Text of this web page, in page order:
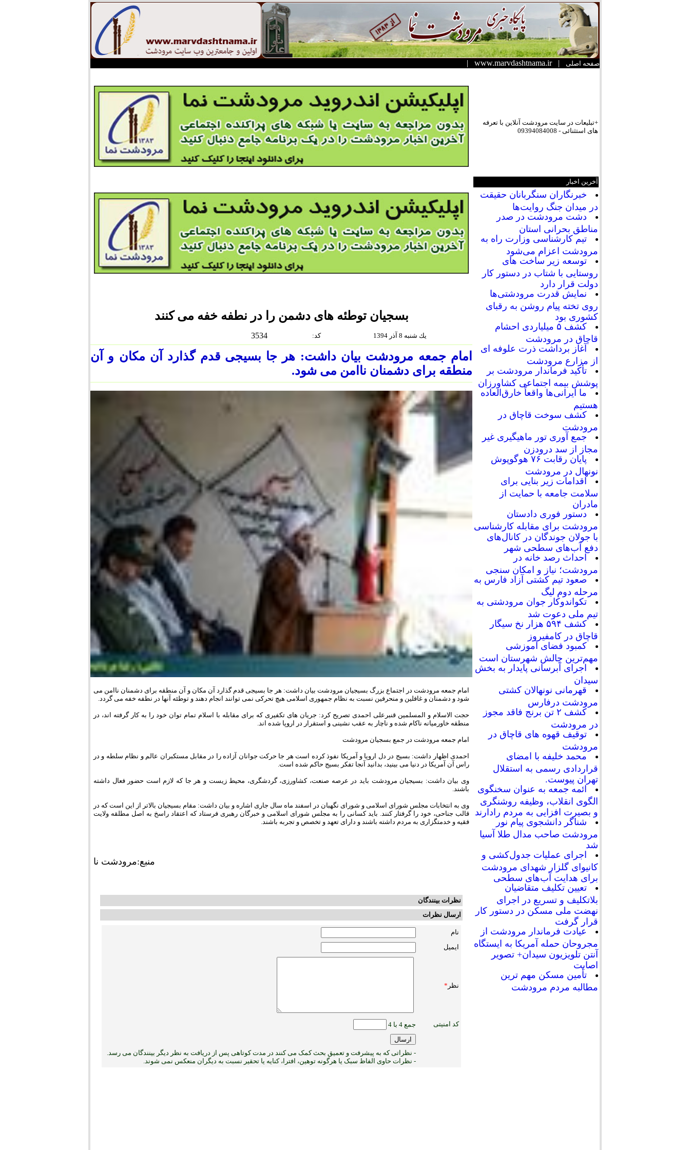
صفحه اصلی |
www.marvdashtnama.ir
|
+تبلیعات در سایت مرودشت آنلاین با تعرفه
های استثنائی - 09394084008
آخرین اخبار
خبرنگاران سنگربانان حقیقت
در میدان جنگ روایت‌ها
دشت مرودشت در صدر
مناطق بحرانی استان
تیم کارشناسی وزارت راه به
مرودشت اعزام می‌شود
توسعه زیر ساخت های
روستایی با شتاب در دستور کار
دولت قرار دارد
نمایش قدرت مرودشتی‌ها
روی تخته پیام روشن به رقبای
کشوری بود
کشف ۵ میلیاردی احشام
قاچاق در مرودشت
آغاز برداشت ذرت علوفه ای
از مزارع مرودشت
تأکید فرماندار مرودشت بر
پوشش بیمه اجتماعی کشاورزان
ما ایرانی‌ها واقعاً خارق‌العاده
هستیم
کشف سوخت قاچاق در
مرودشت
جمع آوری تور ماهیگیری غیر
مجاز از سد درودزن
پایان رقابت‌ ۷۶ هوگوپوش
نونهال در مرودشت
اقدامات زیر بنایی برای
سلامت جامعه با حمایت از
مادران
دستور فوری دادستان
مرودشت برای مقابله کارشناسی
با جولان جوندگان در کانال‌های
دفع آب‌های سطحی شهر
احداث رصد خانه در
مرودشت؛ نیاز و امکان سنجی
صعود تیم کشتی آزاد فارس به
مرحله دوم لیگ
تکواندوکار جوان مرودشتی به
تیم ملی دعوت شد
کشف ۵۹۴ هزار نخ سیگار
قاچاق در کامفیروز
کمبود فضای آموزشی
مهم‌ترین چالش شهرستان است
اجرای آبرسانی پایدار به بخش
سیدان
قهرمانی نونهالان کشتی
مرودشت درفارس
کشف ۲ تن برنج فاقد مجوز
در مرودشت
توقیف قهوه های قاچاق در
مرودشت
محمد خلیفه با امضای
قراردادی رسمی به استقلال
تهران پیوست.
ائمه جمعه به عنوان سخنگوی
الگوی انقلاب، وظیفه روشنگری
و بصیرت افزایی به مردم رادارند
شناگر دانشجوی پیام نور
مرودشت صاحب مدال طلا آسیا
شد
اجرای عملیات جدول‌کشی و
کانیوای گلزار شهدای مرودشت
برای هدایت آب‌های سطحی
تعیین تکلیف متقاضیان
بلاتکلیف و تسریع در اجرای
نهضت ملی مسکن در دستور کار
قرار گرفت
عیادت فرماندار مرودشت از
مجروحان حمله آمریکا به ایستگاه
آنتن تلویزیون سیدان+ تصویر
اصابت
تأمین مسکن مهم ترین
مطالبه مردم مرودشت
بسجیان توطئه های دشمن را در نطفه خفه می کنند
3534 :كد يك شنبه 8 آذر 1394
امام جمعه مرودشت بیان داشت: هر جا بسیجی قدم گذارد آن مکان و آن
منطقه برای دشمنان ناامن می شود.
امام جمعه مرودشت در اجتماع بزرگ بسیجیان مرودشت بیان داشت: هر جا بسیجی قدم گذارد آن مکان و آن منطقه برای دشمنان ناامن می
شود و دشمنان و غافلین و منحرفین نسبت به نظام جمهوری اسلامی هیچ تحرکی نمی توانند انجام دهند و توطئه آنها در نطفه خفه می گردد.
حجت الاسلام و المسلمین قنبرعلی احمدی تصریح کرد: جریان های تکفیری که برای مقابله با اسلام تمام توان خود را به کار گرفته اند، در
منطقه خاورمیانه ناکام شده و ناچار به عقب نشینی و استقرار در اروپا شده اند.
امام جمعه مرودشت در جمع بسجیان مرودشت
احمدی اظهار داشت: بسیج در دل اروپا و آمریکا نفوذ کرده است هر جا حرکت جوانان آزاده را در مقابل مستکبران عالم و نظام سلطه و در
راس آن آمریکا در دنیا می بینید، بدانید آنجا تفکر بسیج حاکم شده است.
وی بیان داشت: بسیجیان مرودشت باید در عرصه صنعت، کشاورزی، گردشگری، محیط زیست و هر جا که لازم است حضور فعال داشته
باشند.
وی به انتخابات مجلس شورای اسلامی و شورای نگهبان در اسفند ماه سال جاری اشاره و بیان داشت: مقام بسیجیان بالاتر از این است که در
قالب جناحی، خود را گرفتار کنند. باید کسانی را به مجلس شورای اسلامی و خبرگان رهبری فرستاد که اعتقاد راسخ به اصل مطلقه ولایت
فقیه و خدمتگزاری به مردم داشته باشند و دارای تعهد و تخصص و تجربه باشند.
منبع:مرودشت نا
نظرات بینندگان
ارسال نظرات
نام
ایمیل
نظر *
کد امنیتی جمع 4 با 4
- نظراتی که به پیشرفت و تعمیق بحث کمک می کنند در مدت کوتاهی پس از دریافت به نظر دیگر بینندگان می رسد.
- نظرات حاوی الفاظ سبک یا هرگونه توهین، افترا، کنایه یا تحقیر نسبت به دیگران منعکس نمی ‏شوند.